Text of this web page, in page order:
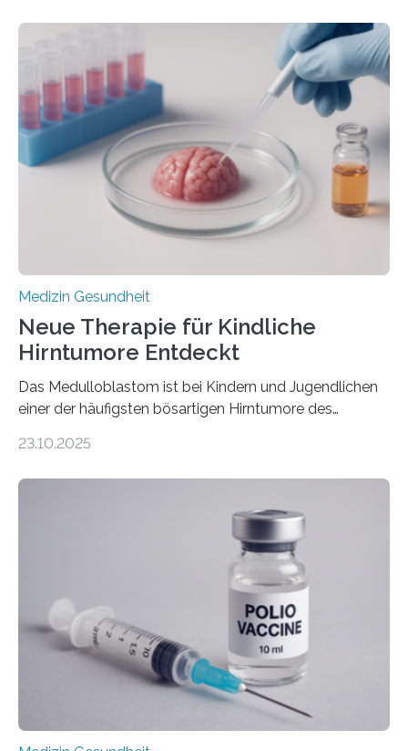
im Journal Circulation, warum der Energietransport bei
der Hypertrophen Kardiomyopathie (HCM) versagen
kann und wie sich durch eine Verringerung der
Herzbelastung und des oxidativen Stresses
Rhythmusstörungen reduzieren lassen. Würzburg. Die
hypertrophe Kardiomyopathie (HCM) ist die häufigste
erblich bedingte Herzerkrankung. Sie führt dazu, dass
sich die linke Herzkammer verdickt, der Herzmuskel zu
stark kontrahiert…
Medizin Gesundheit
Neue Therapie für Kindliche
Hirntumore Entdeckt
Das Medulloblastom ist bei Kindern und Jugendlichen
einer der häufigsten bösartigen Hirntumore des
Betroffenen können mit heutigen Methoden geheilt
Dringend benötigt werden zielgerichtete Therapien, die
nur Tumorschwachstellen angreifen und normales
Gewebe verschonen. Forschende um Daniel Merk vom
Hertie-Institut für klinische Hirnforschung am
Universitätsklinikum Tübingen haben eine solche
Schwachstelle im Erbgut einer Untergruppe des
Medulloblastoms gefunden. Die Wilhelm Sander-
Stiftung unterstützte das Projekt…
23.10.2025